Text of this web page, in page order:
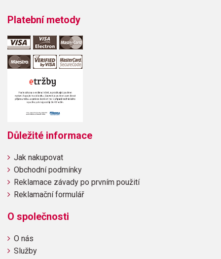
Platební metody
Důležité informace
Jak nakupovat
Obchodní podmínky
Reklamace závady po prvním použití
Reklamační formulář
O společnosti
O nás
Služby